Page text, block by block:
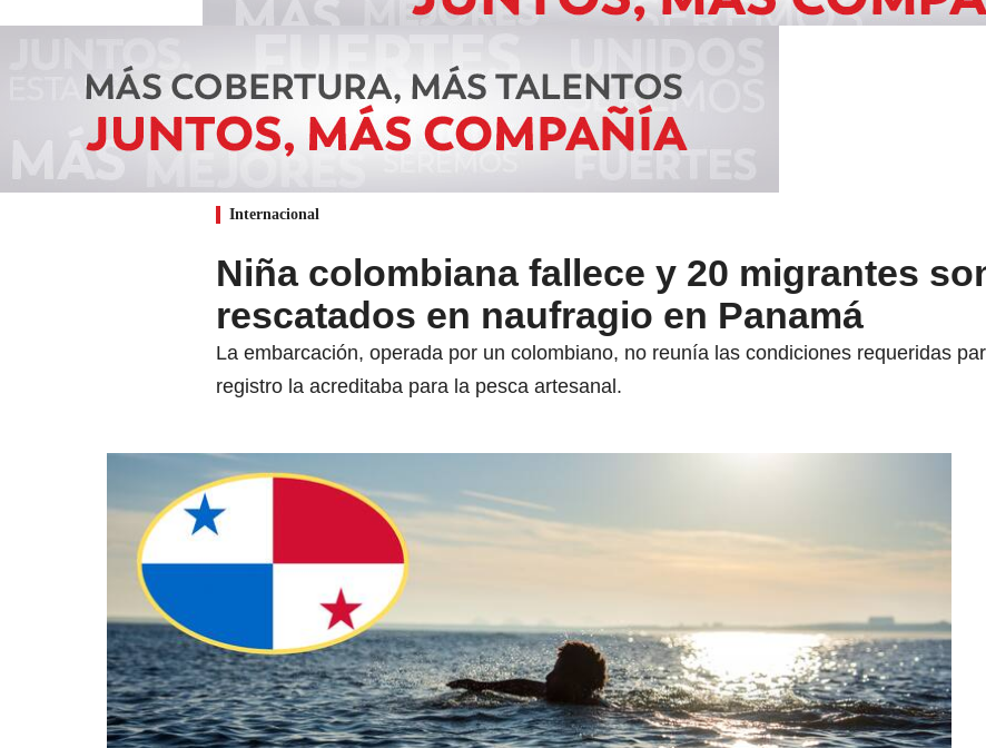
Internacional
Niña colombiana fallece y 20 migrantes
rescatados en naufragio en Panamá
La embarcación, operada por un colombiano, no reunía las condiciones requeridas
registro la acreditaba para la pesca artesanal.